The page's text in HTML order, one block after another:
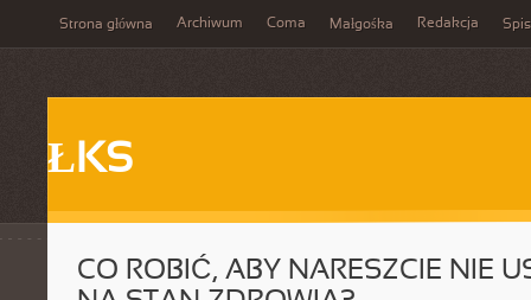
Strona główna Archiwum Coma Małgośka Redakcja
ŁKS
CO ROBIĆ, ABY NARESZCIE NIE